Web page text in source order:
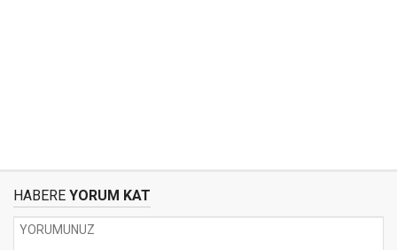
HABERE YORUM KAT